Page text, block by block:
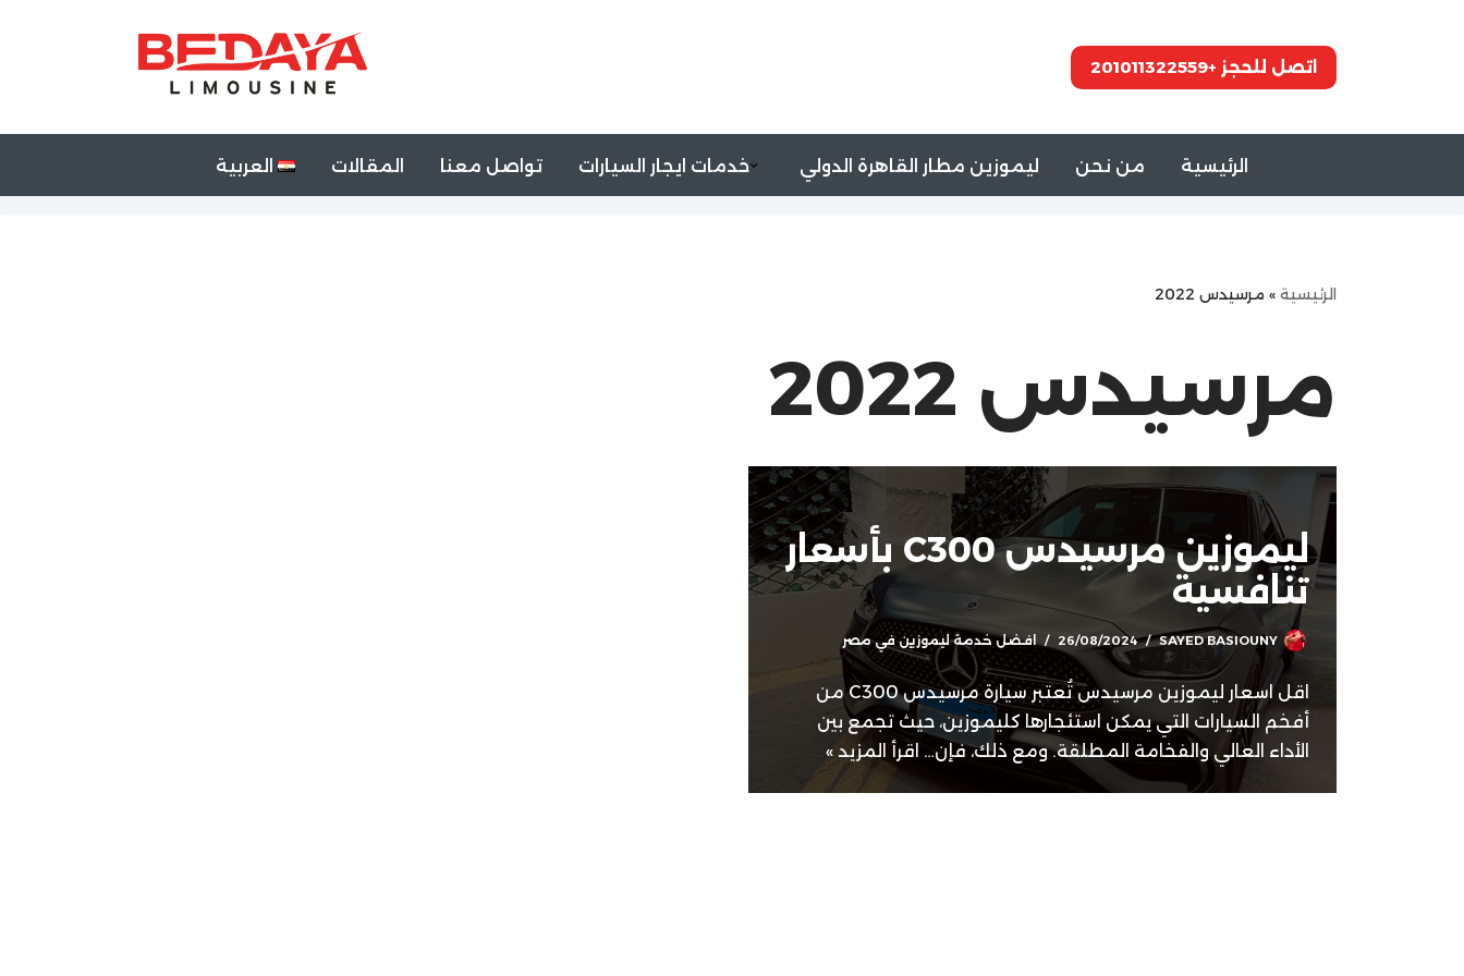
اتصل للحجز +201011322559
الرئيسية من نحن ليموزين مطار القاهرة الدولي خدمات ايجار السيارات تواصل معنا المقالات العربية
الرئيسية » مرسيدس 2022
مرسيدس 2022
ليموزين مرسيدس C300 بأسعار
تنافسية
SAYED BASIOUNY
26/08/2024 افضل خدمة ليموزين في مصر
اقل اسعار ليموزين مرسيدس تُعتبر سيارة مرسيدس C300 من
أفخم السيارات التي يمكن استئجارها كليموزين، حيث تجمع بين
الأداء العالي والفخامة المطلقة. ومع ذلك، فإن… اقرأ المزيد »